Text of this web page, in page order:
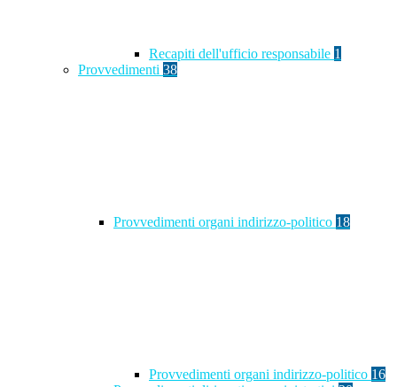
Recapiti dell'ufficio responsabile 1
Provvedimenti 38
Provvedimenti organi indirizzo-politico 18
Provvedimenti organi indirizzo-politico 16